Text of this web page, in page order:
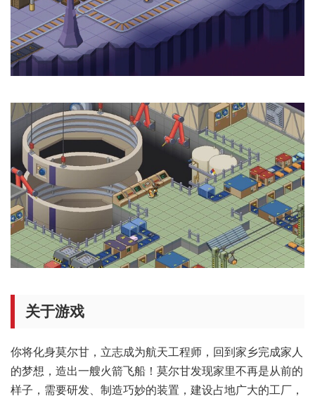
关于游戏
你将化身莫尔甘，立志成为航天工程师，回到家乡完成家人
的梦想，造出一艘火箭飞船！莫尔甘发现家里不再是从前的
样子，需要研发、制造巧妙的装置，建设占地广大的工厂，